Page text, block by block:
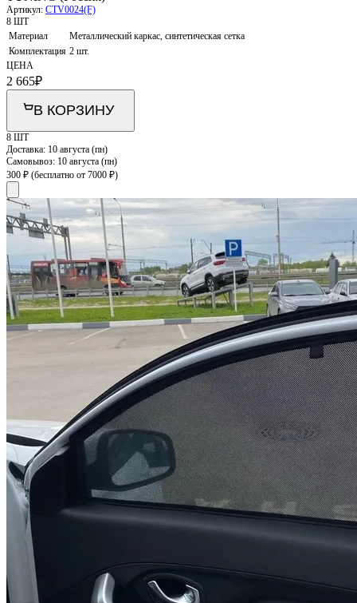
Артикул: CTV0024(F)
8 ШТ
Материал
Металлический каркас, синтетическая сетка
Комплектация 2 шт.
ЦЕНА
2 665₽
В КОРЗИНУ
8 ШТ
Доставка: 10 августа (пн)
Самовывоз: 10 августа (пн)
300 ₽ (бесплатно от 7000 ₽)